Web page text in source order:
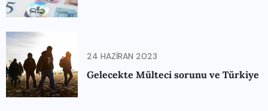
24 HAZIRAN 2023
Gelecekte Mülteci sorunu ve Türkiye